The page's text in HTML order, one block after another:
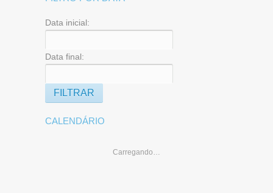
Data inicial:
Data final:
CALENDÁRIO
Carregando…